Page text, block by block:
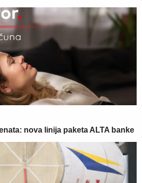
nova linija paketa ALTA banke